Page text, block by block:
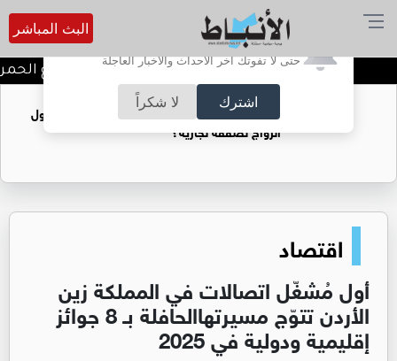
أترغب في تفعيل الإشعارات؟
حتى لا تفوتك آخر الأحداث والأخبار العاجلة
اشترك لا شكراً
البث المباشر
توقيف شبكات دعارة في شارع الحمرا
فتيات يستغللنه لتحقيق مكاسب مادية.. هل تحول
الزواج لصفقة تجارية؟
اقتصاد
أول مُشغّل اتصالات في المملكة زين
الأردن تتوّج مسيرتهاالحافلة بـ 8 جوائز
إقليمية ودولية في 2025